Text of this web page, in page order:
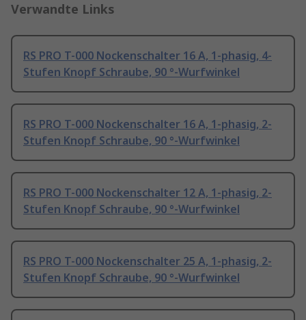
Verwandte Links
RS PRO T-000 Nockenschalter 16 A, 1-phasig, 4-
Stufen Knopf Schraube, 90 °-Wurfwinkel
RS PRO T-000 Nockenschalter 16 A, 1-phasig, 2-
Stufen Knopf Schraube, 90 °-Wurfwinkel
RS PRO T-000 Nockenschalter 12 A, 1-phasig, 2-
Stufen Knopf Schraube, 90 °-Wurfwinkel
RS PRO T-000 Nockenschalter 25 A, 1-phasig, 2-
Stufen Knopf Schraube, 90 °-Wurfwinkel